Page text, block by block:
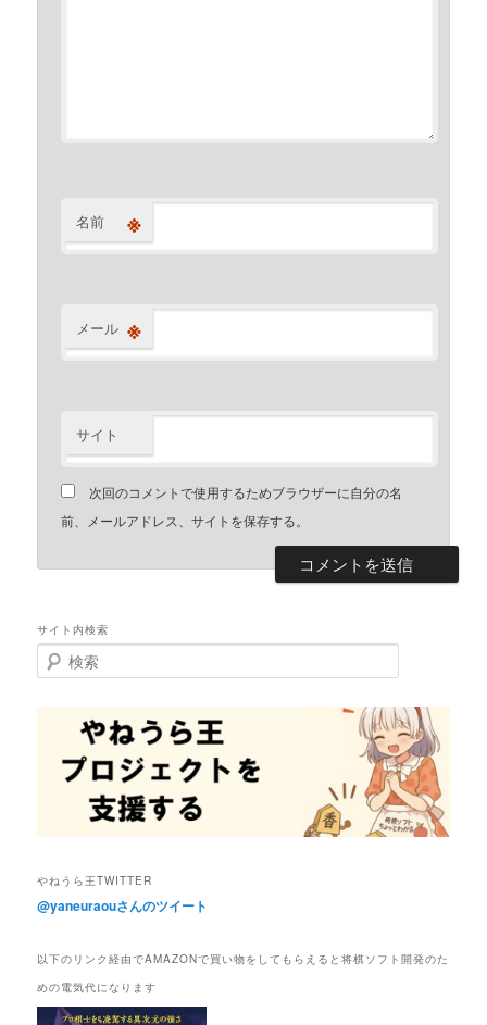
名前 ※
メール ※
サイト
次回のコメントで使用するためブラウザーに自分の名
前、メールアドレス、サイトを保存する。
サイト内検索
検
索
やねうら王TWITTER
@yaneuraouさんのツイート
以下のリンク経由でAMAZONで買い物をしてもらえると将棋ソフト開発のた
めの電気代になります